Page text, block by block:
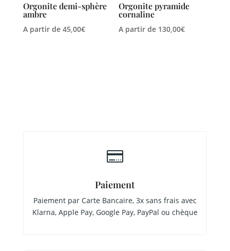
Orgonite demi-sphère
ambre
A partir de 45,00€
Orgonite pyramide
cornaline
A partir de 130,00€

Paiement
Paiement par Carte Bancaire, 3x sans frais avec
Klarna, Apple Pay, Google Pay, PayPal ou chèque